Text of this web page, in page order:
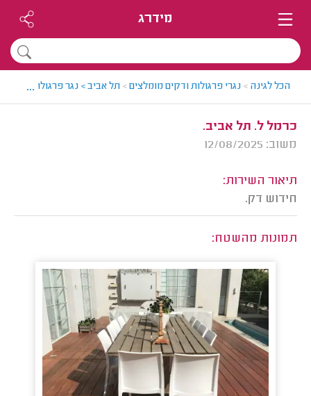
מידרג
הכל לגינה > נגרי פרגולות ודקים מומלצים> תל אביב > נגר פרגולות
...
כרמל ל. תל אביב.
משוב: 12/08/2025
תיאור השירות:
חידוש דק.
תמונות מהשטח: